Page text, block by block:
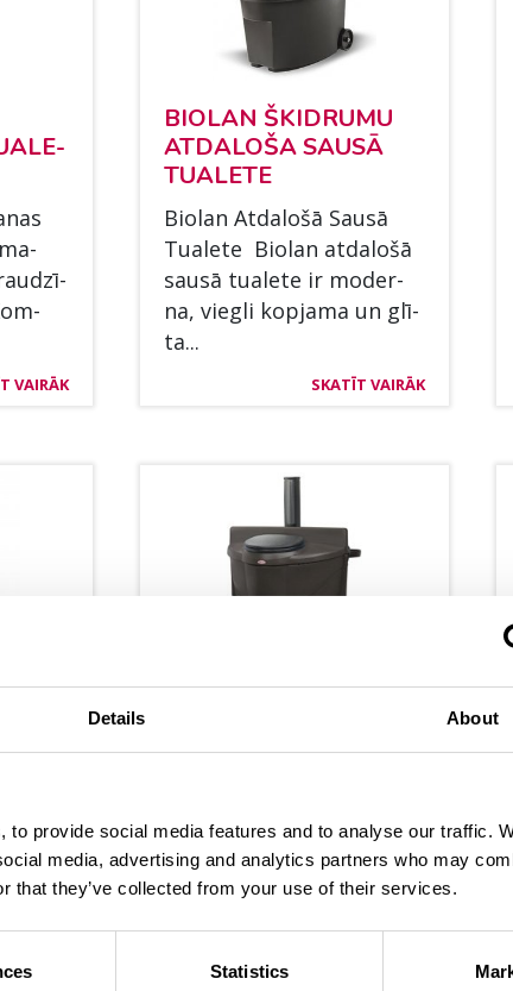
Details About
provide social media features and to analyse our traffic.
media, advertising and analytics partners who may
that they’ve collected from your use of their services.
Statistics
VAIRĀK
BIO­LAN ŠKIDRU­MU
AT­DA­LOŠA SAUSĀ
TUA­LE­TE
Bio­lan At­da­lošā Sausā
Tua­le­te Bio­lan at­da­lošā
sausā tua­le­te ir mo­der­
na, viegli kop­ja­ma un glī­
ta...
SKATĪT VAIRĀK
ir
To...
200
pums: 200 lit­ri Piemē­ro­ta
arī biežai iz­man­toša­nai Ja
ne­pieciešams,...